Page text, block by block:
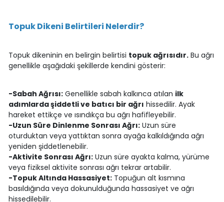
Topuk Dikeni Belirtileri Nelerdir?
Topuk dikeninin en belirgin belirtisi topuk ağrısıdır.Bu ağrı
genellikle aşağıdaki şekillerde kendini gösterir:
-Sabah Ağrısı:Genellikle sabah kalkınca atılan ilk
adımlarda şiddetli ve batıcı bir ağrı hissedilir. Ayak
hareket ettikçe ve ısındıkça bu ağrı hafifleyebilir.
-Uzun Süre Dinlenme Sonrası Ağrı:Uzun süre
oturduktan veya yattıktan sonra ayağa kalkıldığında ağrı
yeniden şiddetlenebilir.
-Aktivite Sonrası Ağrı:Uzun süre ayakta kalma, yürüme
veya fiziksel aktivite sonrası ağrı tekrar artabilir.
-Topuk Altında Hassasiyet:Topuğun alt kısmına
basıldığında veya dokunulduğunda hassasiyet ve ağrı
hissedilebilir.